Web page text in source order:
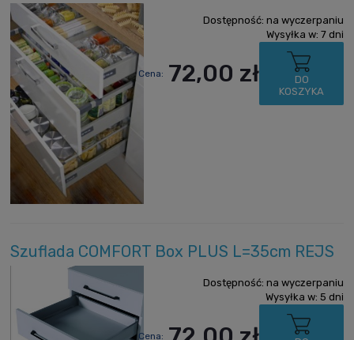
Dostępność: na wyczerpaniu
Wysyłka w: 7 dni
Cena: 72,00 zł
DO
KOSZYKA
Szuflada COMFORT Box PLUS L=35cm REJS
Dostępność: na wyczerpaniu
Wysyłka w: 5 dni
Cena: